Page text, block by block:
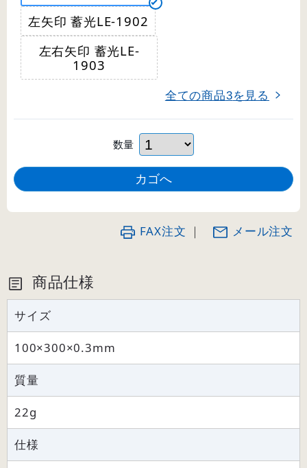
左矢印 蓄光LE-1902
左右矢印 蓄光LE-
1903
全ての商品3を見る
数量
FAX注文 ｜ メール注文
商品仕様
サイズ
100×300×0.3mm
質量
22g
仕様